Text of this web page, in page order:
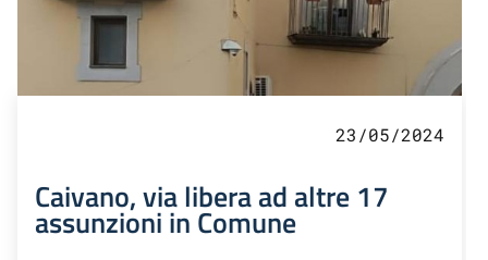
23/05/2024
Caivano, via libera ad altre 17
assunzioni in Comune